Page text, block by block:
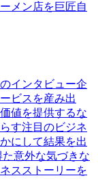
メン店を巨匠自
インタビュー企
ビスを産み出
値を提供するな
す注目のビジネ
にして結果を出
意外な気づきな
スストーリーを